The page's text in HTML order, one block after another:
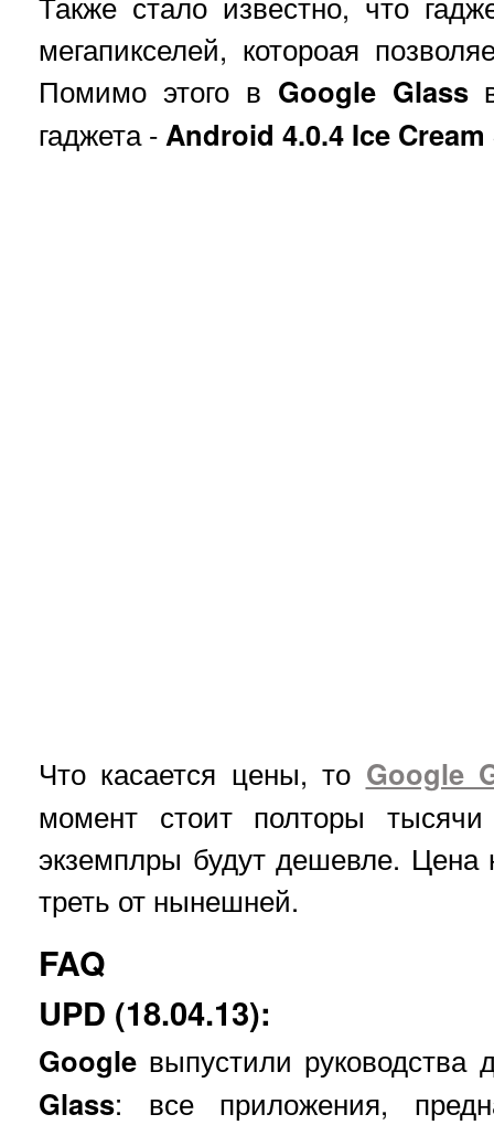
мегапикселей, котороая
Помимо этого в Google Glass
гаджета -Android 4.0.4 Ice
Что касается цены, то Google
момент стоит полторы
экземплры будут дешевле. Цена
треть от нынешней.
FAQ
UPD (18.04.13):
Google выпустили руководства
Glass: все приложения,